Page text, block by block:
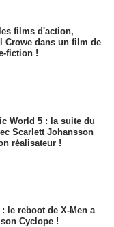
films d'action,
Crowe dans un film de
fiction !
World 5 : la suite du
Scarlett Johansson
réalisateur !
: le reboot de X-Men a
Cyclope !